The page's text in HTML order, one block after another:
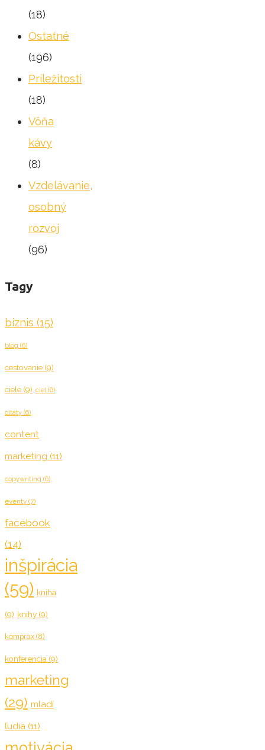
(18)
Ostatné
(196)
Príležitosti
(18)
Vôňa
kávy
(8)
Vzdelávanie,
osobný
rozvoj
(96)
Tagy
biznis (15)
blog (6)
cestovanie (9)
ciele (9) cieľ(6)
citáty (6)
content
marketing (11)
copywriting (6)
eventy (7)
facebook
(14)
inšpirácia
(59) kniha
(9) knihy (9)
komprax (8)
konferencia (9)
marketing
(29) mladí
ľudia (11)